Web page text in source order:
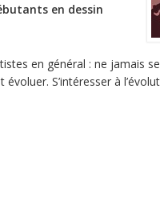
en dessin
en général : ne jamais
S’intéresser à